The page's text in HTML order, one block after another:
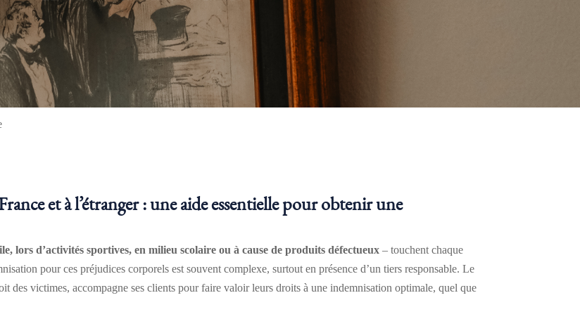
et à l’étranger : une aide essentielle pour obtenir une
lors d’activités sportives, en milieu scolaire ou à cause de produits défectueux – touchent chaque
pour ces préjudices corporels est souvent complexe, surtout en présence d’un tiers responsable. Le
victimes, accompagne ses clients pour faire valoir leurs droits à une indemnisation optimale, quel que